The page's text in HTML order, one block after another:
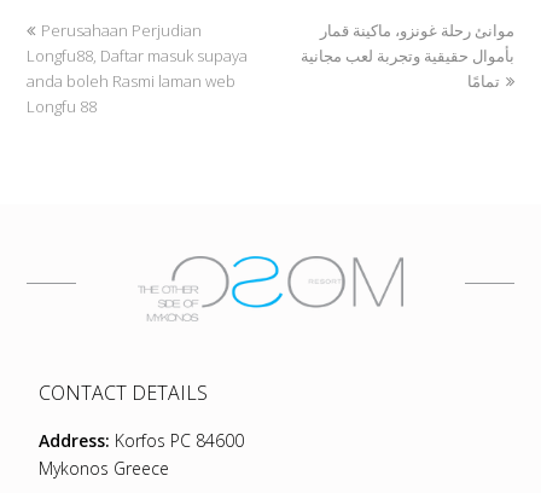
Perusahaan Perjudian
Longfu88, Daftar masuk supaya
anda boleh Rasmi laman web
Longfu 88
موانئ رحلة غونزو، ماكينة قمار
بأموال حقيقية وتجربة لعب مجانية
تمامًا
CONTACT DETAILS
Address: Korfos PC 84600
Mykonos Greece